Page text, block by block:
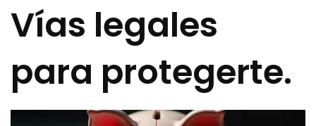
Vías legales
para protegerte.